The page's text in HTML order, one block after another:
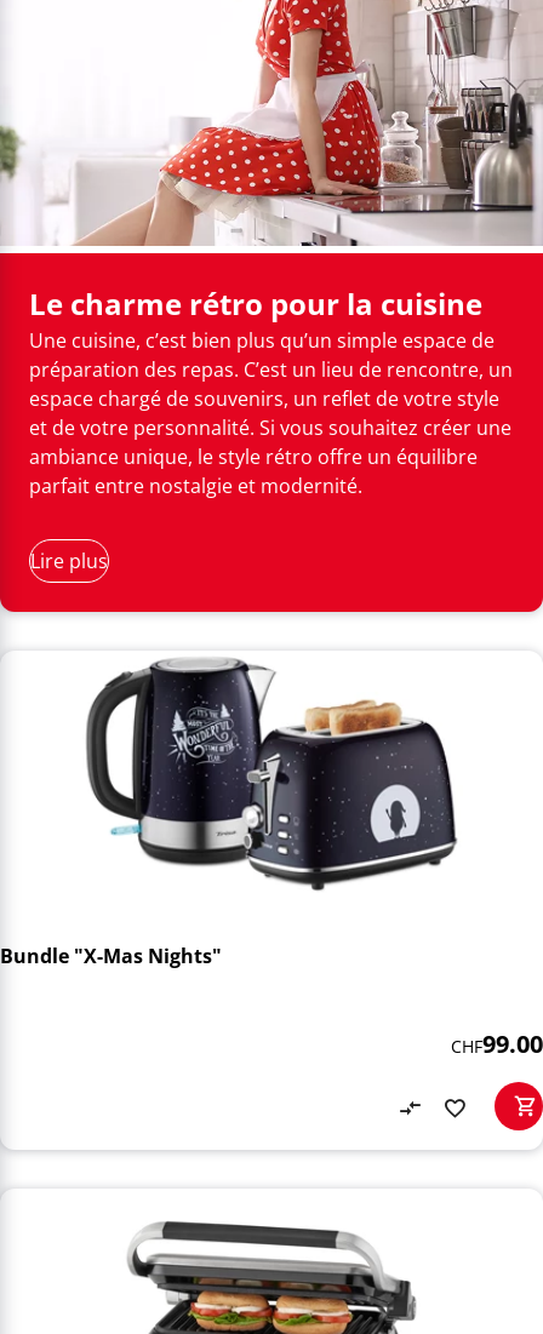
Le charme rétro pour la cuisine
Une cuisine, c’est bien plus qu’un simple espace de
préparation des repas. C’est un lieu de rencontre, un
espace chargé de souvenirs, un reflet de votre style
et de votre personnalité. Si vous souhaitez créer une
ambiance unique, le style rétro offre un équilibre
parfait entre nostalgie et modernité.
Lire plus
Bundle "X-Mas Nights"
CHF99.00